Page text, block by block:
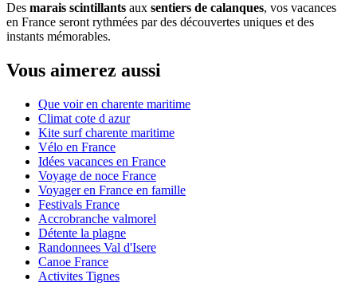
Des marais scintillants aux sentiers de calanques, vos vacances
en France seront rythmées par des découvertes uniques et des
instants mémorables.
Vous aimerez aussi
Que voir en charente maritime
Climat cote d azur
Kite surf charente maritime
Vélo en France
Idées vacances en France
Voyage de noce France
Voyager en France en famille
Festivals France
Accrobranche valmorel
Détente la plagne
Randonnees Val d'Isere
Canoe France
Activites Tignes